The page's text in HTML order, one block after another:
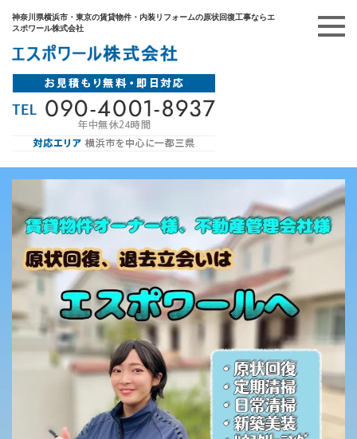
神奈川県横浜市・東京の賃貸物件・内装リフォームの原状回復工事ならエ
スポワール株式会社